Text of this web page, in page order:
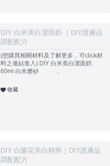
DIY 白米美白潔面奶 ｜DIY護膚品
調配配方
(想購買相關材料及了解更多，可click材
料之連結進入) DIY 白米美白潔面奶
60ml 白米磨砂 ..
收藏
DIY 白蘭花美白精華｜DIY護膚品
調配配方